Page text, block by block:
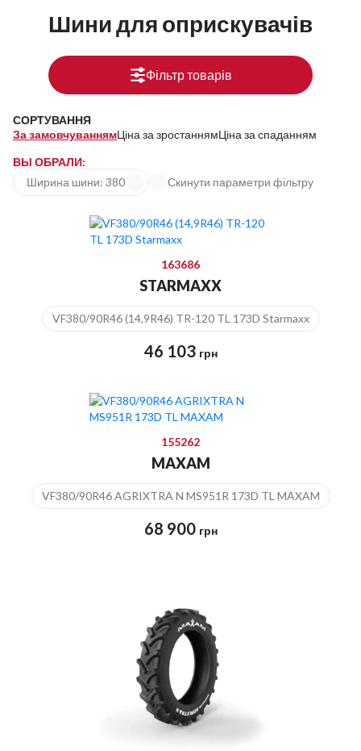
Шини для оприскувачів
Фільтр товарів
СОРТУВАННЯ
За замовчуваннямЦіна за зростаннямЦіна за спаданням
ВЫ ОБРАЛИ:
Ширина шини: 380
Скинути параметри фільтру
163686
STARMAXX
VF380/90R46 (14,9R46) TR-120 TL 173D Starmaxx
46 103 грн
155262
MAXAM
VF380/90R46 AGRIXTRA N MS951R 173D TL MAXAM
68 900 грн